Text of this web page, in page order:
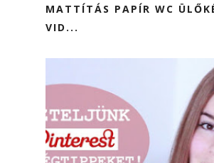
MATTÍTÁS PAPÍR WC
VID...